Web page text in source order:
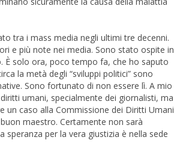
tra i mass media negli ultimi tre decenni.
e più note nei media. Sono stato ospite in
È solo ora, poco tempo fa, che ho saputo
la metà degli “sviluppi politici” sono
Sono fortunato di non essere lì. A mio
umani, specialmente dei giornalisti, ma
un caso alla Commissione dei Diritti Umani
maestro. Certamente non sarà
speranza per la vera giustizia è nella sede